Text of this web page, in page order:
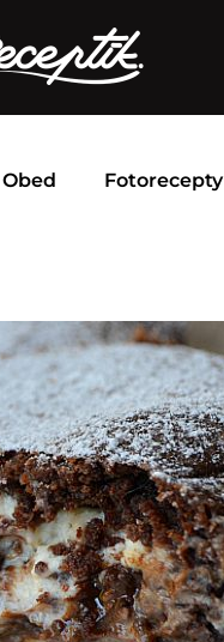
Fotorecepty